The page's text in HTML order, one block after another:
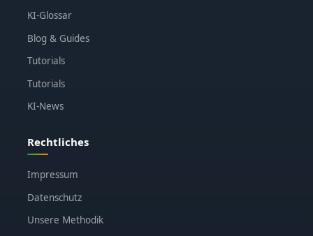
KI-Glossar
Blog & Guides
Tutorials
Tutorials
KI-News
Rechtliches
Impressum
Datenschutz
Unsere Methodik